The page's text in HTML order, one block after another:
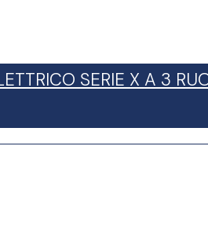
SERIE X A 3